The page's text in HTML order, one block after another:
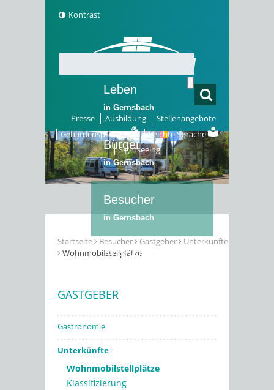
Kontrast
Presse Ausbildung
Stellenangebote
Gebärdensprache
Leichte Sprache
Sightseeing
Leben
in Gernsbach
Bürger
in Gernsbach
Besucher
in Gernsbach
Erleben
Startseite Besucher Gastgeber
Unterkünfte
Wohnmobilstellplätze
GASTGEBER
Gastronomie
Unterkünfte
Wohnmobilstellplätze
Klassifizierung